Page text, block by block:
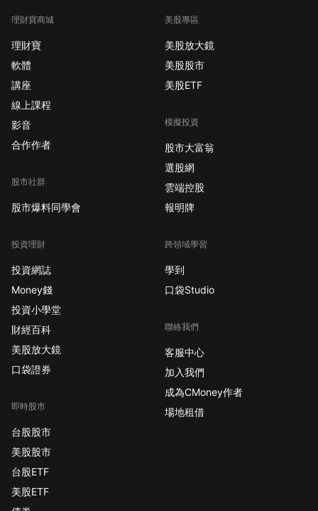
理財寶商城
理財寶
軟體
講座
線上課程
影音
合作作者
股市社群
股市爆料同學會
投資理財
投資網誌
Money錢
投資小學堂
財經百科
美股放大鏡
口袋證券
即時股市
台股股市
美股股市
台股ETF
美股ETF
美股專區
美股放大鏡
美股股市
美股ETF
模擬投資
股市大富翁
選股網
雲端控股
報明牌
跨領域學習
學到
口袋Studio
聯絡我們
客服中心
加入我們
成為CMoney作者
場地租借